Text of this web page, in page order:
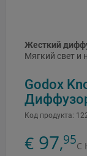
Жесткий
Мягкий свет и
Godox
Код продукта:
€ 97,95С